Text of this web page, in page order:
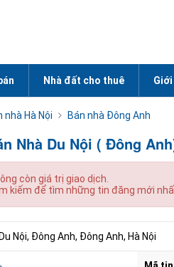
Nhà đất cho thuê
nhà Hà Nội Bán nhà Đông Anh
Nhà Du Nội ( Đông
còn giá trị giao dịch.
kiếm để tìm những tin đăng mới
Nội, Đông Anh, Đông Anh, Hà Nội